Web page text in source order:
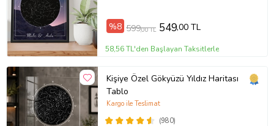
%8 599,00 TL 549,00 TL
58,56 TL'den Başlayan Taksitlerle
Kişiye Özel Gökyüzü Yıldız Haritası
Tablo
(980)
Kargo ile Teslimat